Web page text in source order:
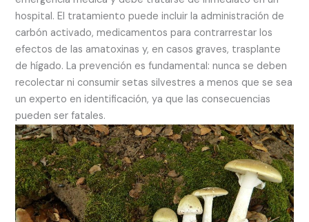
hospital. El tratamiento puede incluir la administración de
carbón activado, medicamentos para contrarrestar los
efectos de las amatoxinas y, en casos graves, trasplante
de hígado. La prevención es fundamental: nunca se deben
recolectar ni consumir setas silvestres a menos que se sea
un experto en identificación, ya que las consecuencias
pueden ser fatales.